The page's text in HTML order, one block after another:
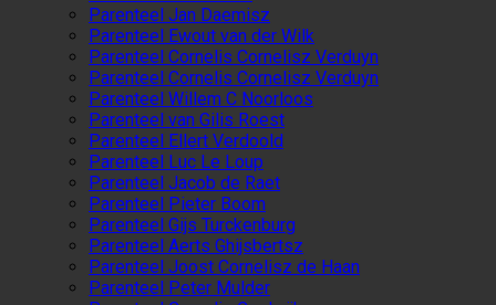
Parenteel Jan Daemisz
Parenteel Ewout van der Wilk
Parenteel Cornelis Cornelisz Verduyn
Parenteel Cornelis Cornelisz Verduyn
Parenteel Willem C Noorloos
Parenteel van Gilis Roest
Parenteel Ellert Verdoold
Parenteel Luc Le Loup
Parenteel Jacob de Raet
Parenteel Pieter Boom
Parenteel Gijs Turckenburg
Parenteel Aerts Ghijsbertsz
Parenteel Joost Cornelisz de Haan
Parenteel Peter Mulder